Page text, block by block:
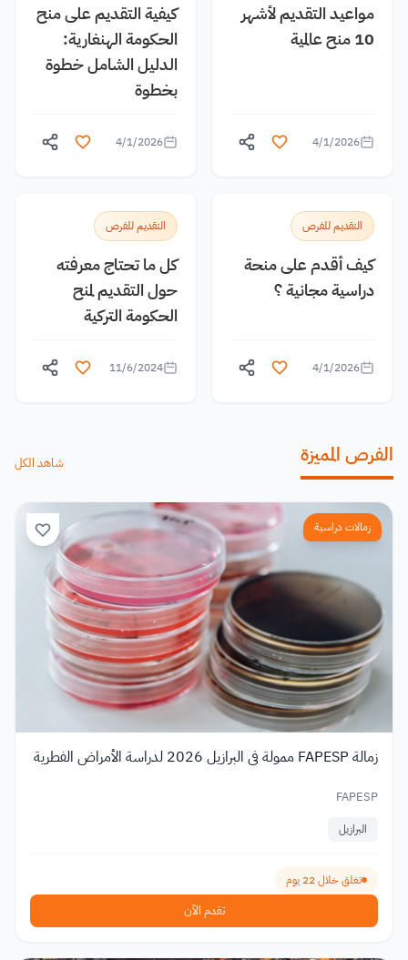
مواعيد التقديم لأشهر
10 منح عالمية
4/1/2026
كيفية التقديم على منح
الحكومة الهنغارية:
الدليل الشامل خطوة
بخطوة
4/1/2026
التقديم للفرص
كيف أقدم على منحة
دراسية مجانية ؟
4/1/2026
التقديم للفرص
كل ما تحتاج معرفته
حول التقديم لمنح
الحكومة التركية
11/6/2024
الفرص المميزة شاهد الكل
زمالات دراسية
زمالة FAPESP ممولة في البرازيل 2026 لدراسة الأمراض الفطرية
FAPESP
البرازيل
تغلق خلال 22 يوم
تقدم الآن